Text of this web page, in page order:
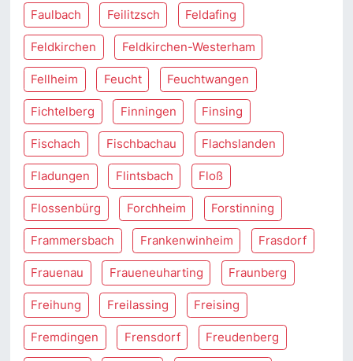
Faulbach Feilitzsch Feldafing
Feldkirchen Feldkirchen-Westerham
Fellheim Feucht Feuchtwangen
Fichtelberg Finningen Finsing
Fischach Fischbachau Flachslanden
Fladungen Flintsbach Floß
Flossenbürg Forchheim Forstinning
Frammersbach Frankenwinheim Frasdorf
Frauenau Fraueneuharting Fraunberg
Freihung Freilassing Freising
Fremdingen Frensdorf Freudenberg